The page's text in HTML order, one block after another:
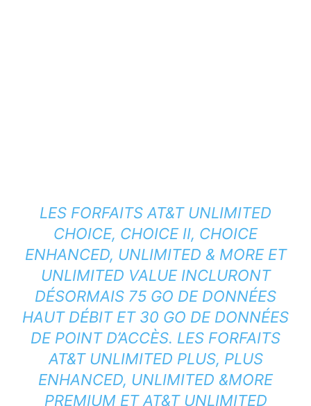
LES FORFAITS AT&T UNLIMITED
CHOICE, CHOICE II, CHOICE
ENHANCED, UNLIMITED & MORE ET
UNLIMITED VALUE INCLURONT
DÉSORMAIS 75 GO DE DONNÉES
HAUT DÉBIT ET 30 GO DE DONNÉES
DE POINT D’ACCÈS. LES FORFAITS
AT&T UNLIMITED PLUS, PLUS
ENHANCED, UNLIMITED &MORE
PREMIUM ET AT&T UNLIMITED